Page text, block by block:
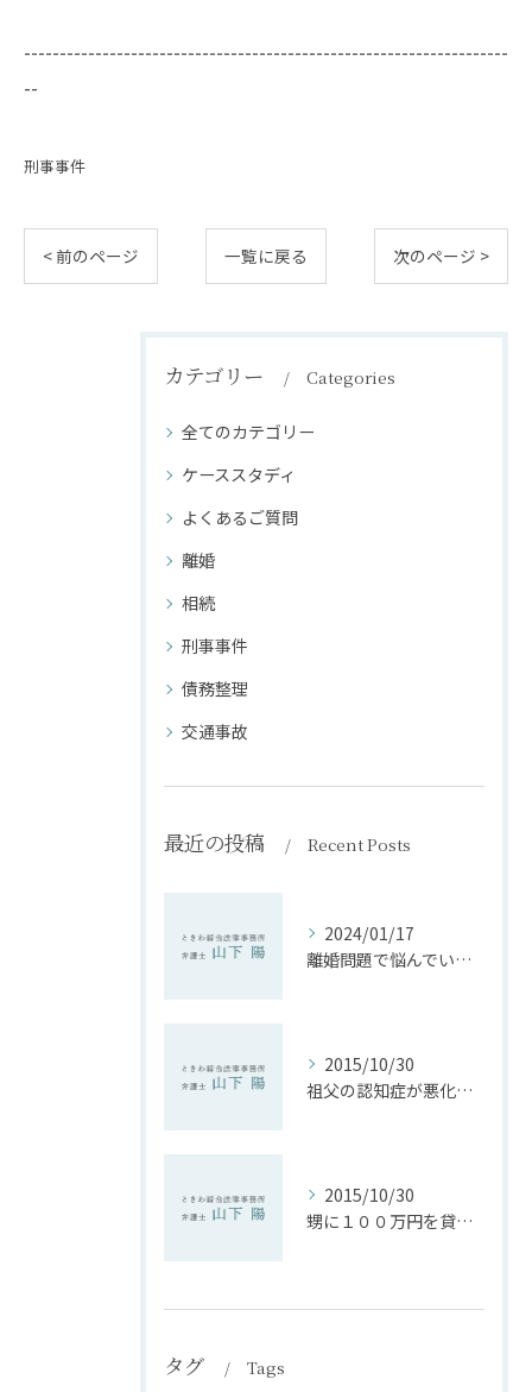
--------------------------------------------------------------------
--
刑事事件
< 前のページ 一覧に戻る 次のページ >
カテゴリー Categories
全てのカテゴリー
ケーススタディ
よくあるご質問
離婚
相続
刑事事件
債務整理
交通事故
最近の投稿 Recent Posts
2024/01/17
離婚問題で悩んでいる方へ。弁護士に相談してみては？
2015/10/30
祖父の認知症が悪化後，不動産を勝手に売却。取り返せるか【後見問題】
2015/10/30
甥に１００万円を貸したまま１２年。返してもらえるか
タグ Tags